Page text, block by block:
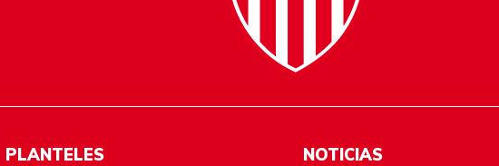
PLANTELES
NOTICIAS